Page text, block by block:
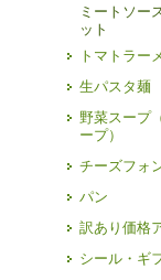
ミートソ
ット
トマトラー
生パスタ麺
野菜スープ
ープ）
チーズフォ
パン
訳あり価格
シール・ギ